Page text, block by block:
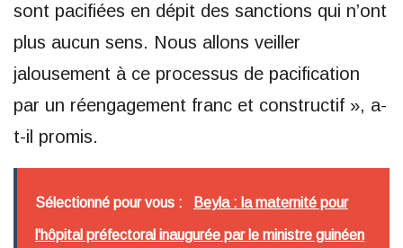
sont pacifiées en dépit des sanctions qui n’ont
plus aucun sens. Nous allons veiller
jalousement à ce processus de pacification
par un réengagement franc et constructif », a-
t-il promis.
Sélectionné pour vous : Beyla : la maternité pour
l'hôpital préfectoral inaugurée par le ministre guinéen